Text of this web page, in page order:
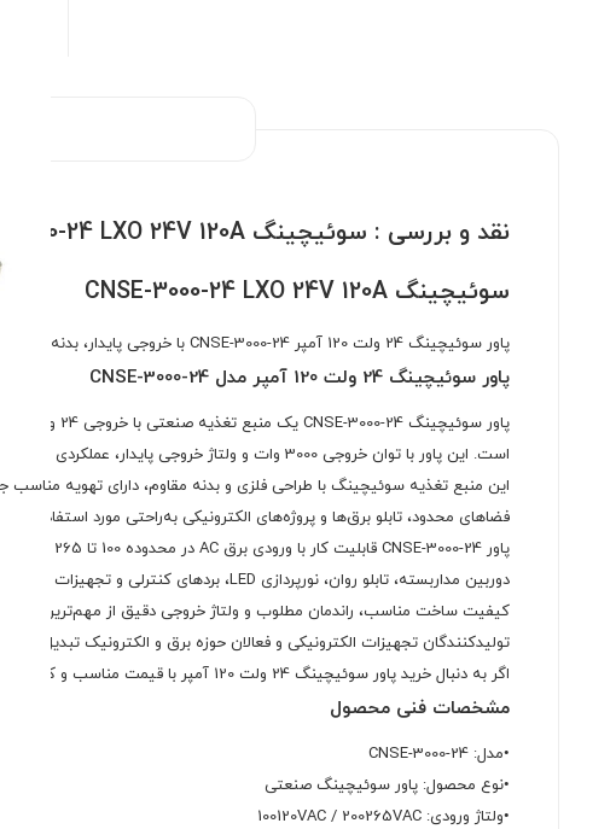
نقد و بررسی : سوئیچینگ CNSE-3000-24 LXO 24V 120A
سوئیچینگ CNSE-3000-24 LXO 24V 120A
پاور سوئیچینگ 24 ولت 120 آمپر CNSE-3000-24 با خروجی پایدار، بدنه فلزی مقاوم و راندمان مناسب. مناسب تابلو LED، دوربین مداربسته، پروژه‌های الکترونیکی و تجهیزات صنعتی.
پاور سوئیچینگ 24 ولت 120 آمپر مدل CNSE-3000-24
است. این پاور با توان خروجی 3000 وات و ولتاژ خروجی پایدار، عملکردی مطمئن و مداوم را برای دستگاه‌های مختلف فراهم می‌کند.
این منبع تغذیه سوئیچینگ با طراحی فلزی و بدنه مقاوم، دارای تهویه
فضاهای محدود، تابلو برق‌ها و پروژه‌های الکترونیکی به‌راحتی مورد استفاده قرار
دوربین مداربسته، تابلو روان، نورپردازی LED، بردهای کنترلی و تجهیزات صنعتی مناسب باشد.
کیفیت ساخت مناسب، راندمان مطلوب و ولتاژ خروجی دقیق از مهم‌ترین
تولیدکنندگان تجهیزات الکترونیکی و فعالان حوزه برق و الکترونیک تبدیل کرده
اگر به دنبال خرید پاور سوئیچینگ 24 ولت 120 آمپر با قیمت مناسب و کیفیت مطلوب هستید، مدل CNSE-3000-24 گزینه‌ای کاربردی برای انواع پروژه‌های صنعتی و الکترونیکی خواهد بود.
مشخصات فنی محصول
•مدل: CNSE-3000-24
•نوع محصول: پاور سوئیچینگ صنعتی
•ولتاژ ورودی: 100120VAC / 200265VAC